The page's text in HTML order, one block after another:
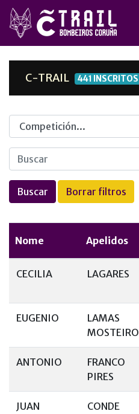
C-TRAIL 441 INSCRITOS
Competicion
Nome Apelidos
CECILIA LAGARES
EUGENIO
LAMAS
MOSTEIRO
ANTONIO
FRANCO
PIRES
JUAN
CONDE